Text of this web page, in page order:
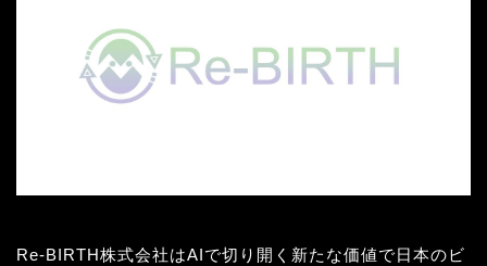
Re-BIRTH株式会社はAIで切り開く新たな価値で日本のビ